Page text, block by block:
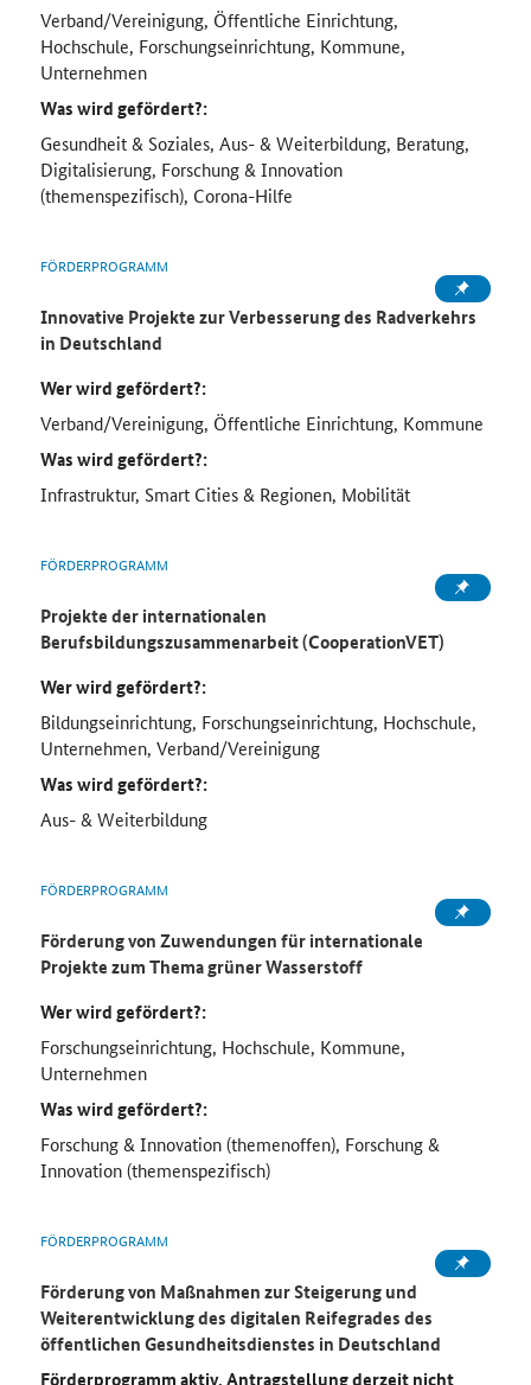
Verband/Vereinigung, Öffentliche Einrichtung,
Hochschule, Forschungseinrichtung, Kommune,
Unternehmen
Was wird gefördert?:
Gesundheit & Soziales, Aus- & Weiterbildung, Beratung,
Digitalisierung, Forschung & Innovation
(themenspezifisch), Corona-Hilfe
FÖRDERPROGRAMM
Innovative Projekte zur Verbesserung des Radverkehrs
in Deutschland
Wer wird gefördert?:
Verband/Vereinigung, Öffentliche Einrichtung, Kommune
Was wird gefördert?:
Infrastruktur, Smart Cities & Regionen, Mobilität
FÖRDERPROGRAMM
Projekte der internationalen
Berufsbildungszusammenarbeit (CooperationVET)
Wer wird gefördert?:
Bildungseinrichtung, Forschungseinrichtung, Hochschule,
Unternehmen, Verband/Vereinigung
Was wird gefördert?:
Aus- & Weiterbildung
FÖRDERPROGRAMM
Förderung von Zuwendungen für internationale
Projekte zum Thema grüner Wasserstoff
Wer wird gefördert?:
Forschungseinrichtung, Hochschule, Kommune,
Unternehmen
Was wird gefördert?:
Forschung & Innovation (themenoffen), Forschung &
Innovation (themenspezifisch)
FÖRDERPROGRAMM
Förderung von Maßnahmen zur Steigerung und
Weiterentwicklung des digitalen Reifegrades des
öffentlichen Gesundheitsdienstes in Deutschland
Förderprogramm aktiv, Antragstellung derzeit nicht